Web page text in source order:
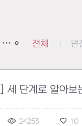
전체 던
] 세 단계로 알아보
24253 10